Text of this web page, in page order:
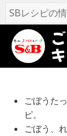
ごぼうた
ピ。
ごぼう、